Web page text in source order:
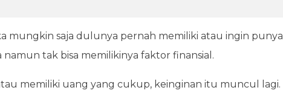
mungkin saja dulunya pernah memiliki atau ingin punya
tak bisa memilikinya faktor finansial.
memiliki uang yang cukup, keinginan itu muncul lagi.